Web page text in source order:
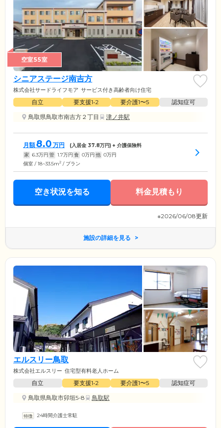
空室55室
シニアステージ南吉方
株式会社サードライフモア サービス付き高齢者向け住宅
自立 要支援1•2 要介護1〜5
認知症可
鳥取県鳥取市南吉方２丁目
津ノ井駅
月額 8.0 万円 (入居金 37.8万円) + 介護保険料
家 6.3万円 管 1.7万円 食 0万円 他 0万円
個室 / 18~33.5m2 / プラン
空き状況を知る 料金見積もり
※2026/06/08更新
施設の詳細を見る
エルスリー鳥取
株式会社エルスリー 住宅型有料老人ホーム
自立 要支援1•2 要介護1〜5
認知症可
鳥取県鳥取市卯垣5-8
鳥取駅
24時間介護士常駐